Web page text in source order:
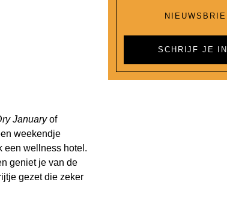
Januaryof
weekendje
een wellness hotel.
geniet je van de
gezet die zeker
SCHRIJF JE IN